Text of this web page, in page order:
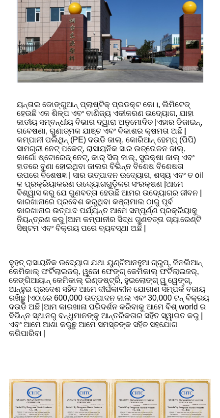
ୟନ୍ତାଇ ଡୋଙ୍ଗୁଆନ୍ ପ୍ଲାଷ୍ଟିକ୍ ପ୍ରଡକ୍ଟ କୋ।, ଲିମିଟେଡ୍
ହେଉଛି ଏକ ଶିଳ୍ପ ଏବଂ ବାଣିଜ୍ୟ ଏକୀକରଣ ଉଦ୍ୟୋଗ, ଯାହା
ଜାତୀୟ ସମ୍ବନ୍ଧୀୟ ବିଭାଗ ଦ୍ୱାରା ଅନୁମୋଦିତ |ଏହାର ଡିଜାଇନ୍,
ଗବେଷଣା, ଗୁଣାତ୍ମକ ଯାଞ୍ଚ ଏବଂ ବିକାଶର କ୍ଷମତା ଅଛି |
କମ୍ପାନୀ ପଲିଥିନ୍ (PE) ଦଉଡି ଜାଲ୍, କୋରିଆନ୍ ହେମ୍ପ୍ (ପିପି)
ସାମଗ୍ରୀ ନେଟ୍ ପକେଟ୍, ରାସାୟନିକ ସାର ଉତ୍ତୋଳନ ଜାଲ୍,
କାର୍ଗୋ ଷ୍ଟୋରେଜ୍ ନେଟ୍, କାର୍ ସିଲ୍ ଜାଲ୍, ସୁରକ୍ଷା ଜାଲ୍ ଏବଂ
ହାତରେ ବୁଣା ହୋଇଥିବା ଜାଲର ବିଭିନ୍ନ ବିଶେଷ ବିଶେଷତା
ଉପରେ ବିଶେଷଜ୍ଞ | ସାର ଉତ୍ପାଦନ ଉଦ୍ୟୋଗ, ଶସ୍ୟ ଏବଂ ତ oil
ଳ ପ୍ରକ୍ରିୟାକରଣ ଉଦ୍ୟୋଗଗୁଡ଼ିକର ସଂରକ୍ଷଣ |ଆମେ
ବିଶ୍ୱାସ କରୁ ଯେ ଗୁଣବତ୍ତା ହେଉଛି ଆମର ଉଦ୍ୟୋଗର ଜୀବନ |
କାରଖାନାରେ ପ୍ରବେଶ କରୁଥିବା କଞ୍ଚାମାଲ ଠାରୁ ପୂର୍ବ
କାରଖାନାର ଉତ୍ପାଦ ପର୍ଯ୍ୟନ୍ତ ଆମେ ସମ୍ପୂର୍ଣ୍ଣ ପ୍ରକ୍ରିୟାକୁ
ନିୟନ୍ତ୍ରଣ କରୁ |ଆମ କମ୍ପାନୀର ସିଦ୍ଧ ଗୁଣବତ୍ତା ଗ୍ୟାରେଣ୍ଟି
ସିଷ୍ଟମ ଏବଂ ବିକ୍ରୟ ପରେ ବ୍ୟବସ୍ଥା ଅଛି |
ବୃହତ୍ ରାସାୟନିକ ଉଦ୍ୟୋଗ ଯଥା ୟୁଣ୍ଟିଆନହୁଆ ଗ୍ରୁପ୍, ଜିନଲିଆନ୍
କେମିକାଲ୍ ଫର୍ଟିଲାଇଜର୍, ୱୁଜୋ ଫେଙ୍ଗ୍ କେମିକାଲ୍ ଫର୍ଟିଲାଇଜର୍,
ଜେଙ୍ଗିଆୟାନ୍ କେମିକାଲ୍ ଇଣ୍ଡଷ୍ଟ୍ରି, ହୁଇଲୋଙ୍ଗ୍ ୱୁ ୱେଙ୍ଗ୍,
ଆନ୍ହୁଇ ପ୍ରଦେଶ ସହିତ ଆମେ ଦୀର୍ଘକାଳୀନ ଯୋଗାଣ ସମ୍ପର୍କ ବଜାୟ
ରଖିଛୁ |ଏଠାରେ 600,000 ଉତ୍ପାଦନ ଜାଲ ଏବଂ 30,000 ଟନ୍ ବିକ୍ରୟ
ଦଉଡି ଅଛି |ଆମ କାରଖାନା ପରିଦର୍ଶନ କରିବାକୁ ଆମେ ବିଶ୍ world ର
ବିଭିନ୍ନ ସ୍ଥାନରୁ ବନ୍ଧୁମାନଙ୍କୁ ଆନ୍ତରିକତାର ସହିତ ସ୍ୱାଗତ କରୁ |
ଏବଂ ଆମେ ଆଶା କରୁଛୁ ଆମେ ସମସ୍ତଙ୍କ ସହିତ ସହଯୋଗ
କରିପାରିବା |